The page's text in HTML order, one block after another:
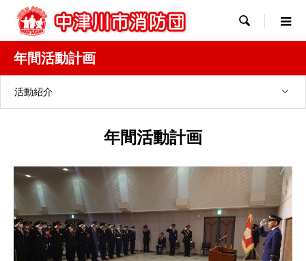

年間活動計画
活動紹介
年間活動計画